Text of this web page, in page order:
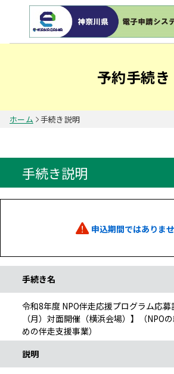
予約手続き
ホーム 手続き説明
手続き説明
申込期間ではありませ
手続き名
令和8年度 NPO伴走応援プログラム応募
（月）対面開催（横浜会場）】（NPO
めの伴走支援事業）
説明